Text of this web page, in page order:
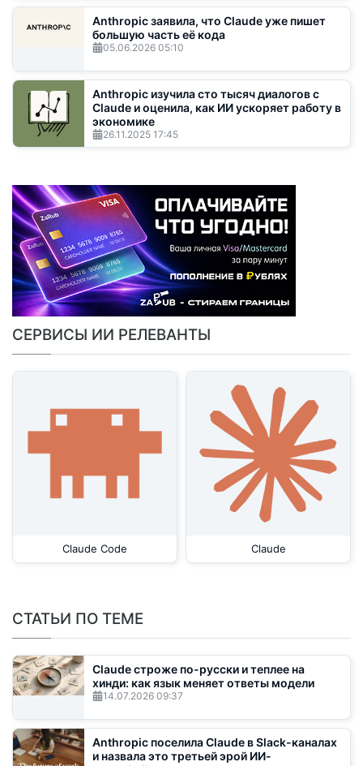
Anthropic заявила, что Claude уже пишет
большую часть её кода
05.06.2026 05:10
Anthropic изучила сто тысяч диалогов с
Claude и оценила, как ИИ ускоряет работу в
экономике
26.11.2025 17:45
СЕРВИСЫ ИИ РЕЛЕВАНТЫ
Claude Code Claude
СТАТЬИ ПО ТЕМЕ
Claude строже по-русски и теплее на
хинди: как язык меняет ответы модели
14.07.2026 09:37
Anthropic поселила Claude в Slack-каналах
и назвала это третьей эрой ИИ-